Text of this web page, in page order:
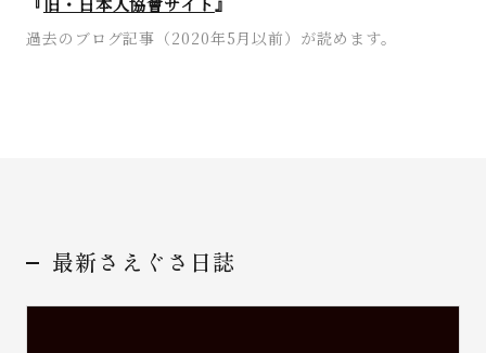
過去のブログ記事（2020年5月以前）が読めます。
最新さえぐさ日誌